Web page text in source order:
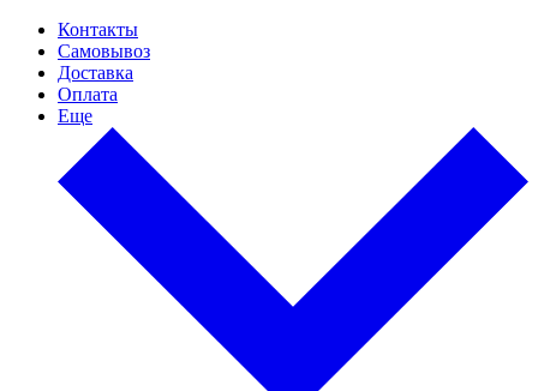
Контакты
Самовывоз
Доставка
Оплата
Еще